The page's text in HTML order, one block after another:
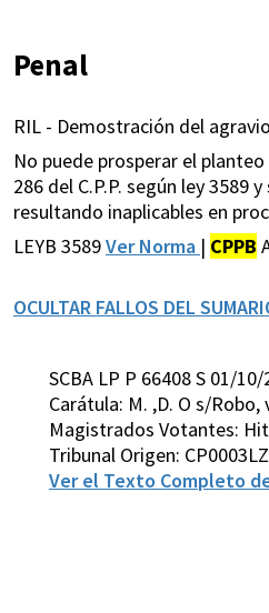
Penal
RIL - Demostración del
No puede prosperar el
286 del C.P.P. según ley
resultando inaplicables en
LEYB 3589Ver Norma | CPPB
OCULTAR FALLOS DEL
SCBA LP P 66408 S 01/
Carátula: M. ,D. O s/Robo,
Magistrados Votantes:
Tribunal Origen: CP0003LZ
Ver el Texto Completo